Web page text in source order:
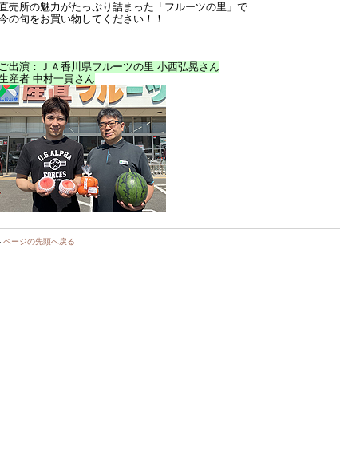
売所の魅力がたっぷり詰まった「フルーツの里」で
の旬をお買い物してください！！
ご出演：ＪＡ香川県フルーツの里 小西弘晃さん
産者 中村一貴さん
ページの先頭へ戻る